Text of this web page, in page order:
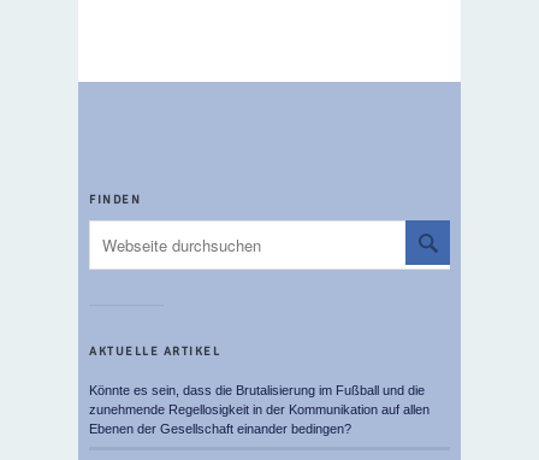
FINDEN
AKTUELLE ARTIKEL
Könnte es sein, dass die Brutalisierung im Fußball und die
zunehmende Regellosigkeit in der Kommunikation auf allen
Ebenen der Gesellschaft einander bedingen?